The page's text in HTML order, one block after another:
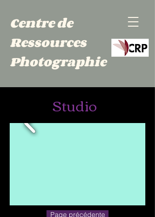
Centre de
Ressources
Photographie
Studio
Page précédente